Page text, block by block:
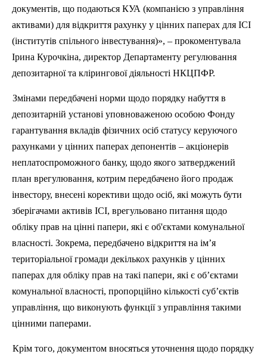
документів, що подаються КУА (компанією з управління
активами) для відкриття рахунку у цінних паперах для ІСІ
(інститутів спільного інвестування)», – прокоментувала
Ірина Курочкіна, директор Департаменту регулювання
депозитарної та клірингової діяльності НКЦПФР.
Змінами передбачені норми щодо порядку набуття в
депозитарній установі уповноваженою особою Фонду
гарантування вкладів фізичних осіб статусу керуючого
рахунками у цінних паперах депонентів – акціонерів
неплатоспроможного банку, щодо якого затверджений
план врегулювання, котрим передбачено його продаж
інвестору, внесені корективи щодо осіб, які можуть бути
зберігачами активів ІСІ, врегульовано питання щодо
обліку прав на цінні папери, які є об'єктами комунальної
власності. Зокрема, передбачено відкриття на ім’я
територіальної громади декількох рахунків у цінних
паперах для обліку прав на такі папери, які є об’єктами
комунальної власності, пропорційно кількості суб’єктів
управління, що виконують функції з управління такими
цінними паперами.
Крім того, документом вносяться уточнення щодо порядку